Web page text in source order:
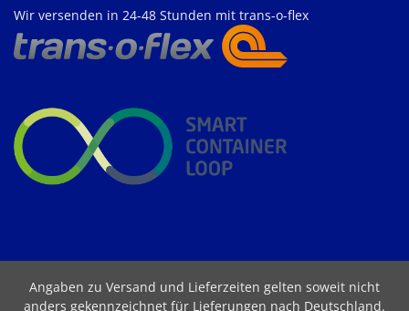
Wir versenden in 24-48 Stunden mit trans-o-flex
Angaben zu Versand und Lieferzeiten gelten soweit nicht
anders gekennzeichnet für Lieferungen nach Deutschland.